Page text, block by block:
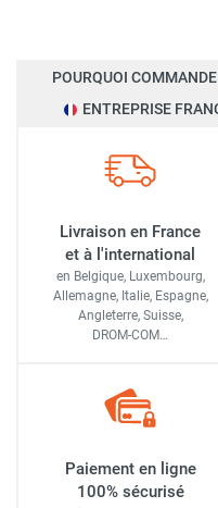
POURQUOI
ENTREPRISE
Livraison en France
et à l'international
en Belgique, Luxembourg,
Allemagne, Italie, Espagne,
Angleterre, Suisse,
DROM-COM…
Paiement en ligne
100% sécurisé